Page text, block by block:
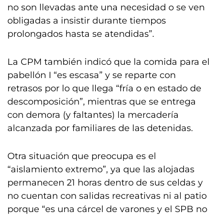
no son llevadas ante una necesidad o se ven
obligadas a insistir durante tiempos
prolongados hasta se atendidas”.
La CPM también indicó que la comida para el
pabellón I “es escasa” y se reparte con
retrasos por lo que llega “fría o en estado de
descomposición”, mientras que se entrega
con demora (y faltantes) la mercadería
alcanzada por familiares de las detenidas.
Otra situación que preocupa es el
“aislamiento extremo”, ya que las alojadas
permanecen 21 horas dentro de sus celdas y
no cuentan con salidas recreativas ni al patio
porque “es una cárcel de varones y el SPB no